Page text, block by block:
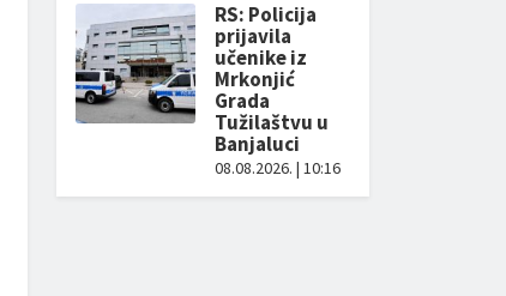
RS: Policija
prijavila
učenike iz
Mrkonjić
Grada
Tužilaštvu u
Banjaluci
08.08.2026. | 10:16